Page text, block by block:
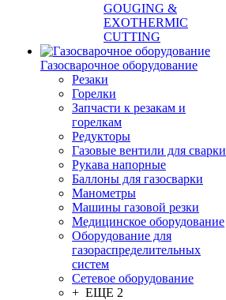
GOUGING &
EXOTHERMIC
CUTTING
Газосварочное оборудование
Резаки
Горелки
Запчасти к резакам и
горелкам
Редукторы
Газовые вентили для сварки
Рукава напорные
Баллоны для газосварки
Манометры
Машины газовой резки
Медицинское оборудование
Оборудование для
газораспределительных
систем
Сетевое оборудование
+ ЕЩЕ 2